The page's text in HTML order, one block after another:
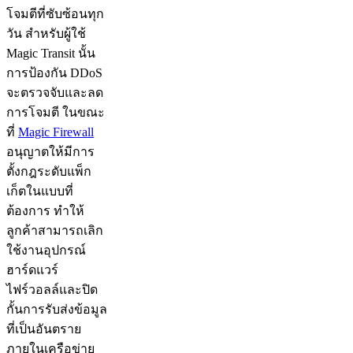
โจมตีที่ซับซ้อนทุก
วัน สำหรับผู้ใช้
Magic Transit นั้น
การป้องกัน DDoS
จะตรวจจับและลด
การโจมตี ในขณะ
ที่ Magic Firewall
อนุญาตให้มีการ
ตั้งกฎระดับแพ็ก
เก็ตในแบบที่
ต้องการ ทำให้
ลูกค้าสามารถเลิก
ใช้งานอุปกรณ์
ฮาร์ดแวร์
ไฟร์วอลล์และปิด
กั้นการรับส่งข้อมูล
ที่เป็นอันตราย
ภายในเครือข่าย